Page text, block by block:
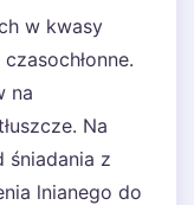
w kwasy
na
Na
śniadania z
lnianego do